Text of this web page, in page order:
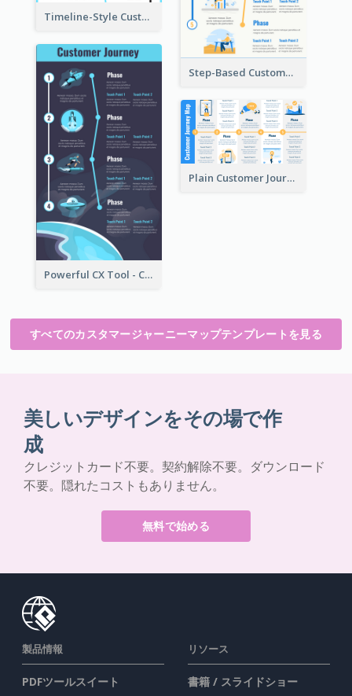
Timeline-Style Customer Journey Map Template
Step-Based Customer Journey Map Template
Powerful CX Tool - Customer Journey Map
Plain Customer Journey Map Template
すべてのカスタマージャーニーマップテンプレートを見る
美しいデザインをその場で作
成
クレジットカード不要。契約解除不要。ダウンロード
不要。隠れたコストもありません。
無料で始める
製品情報
PDFツールスイート
リソース
書籍 / スライドショー